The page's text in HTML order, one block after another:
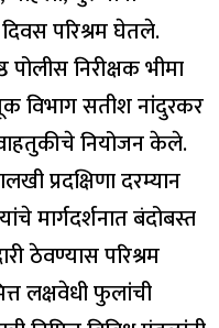
परिश्रम घेतले.
निरीक्षक भीमा
विभाग सतीश नांदुरकर
नियोजन केले.
प्रदक्षिणा दरम्यान
मार्गदर्शनात बंदोबस्त
ठेवण्यास परिश्रम
लक्षवेधी फुलांची